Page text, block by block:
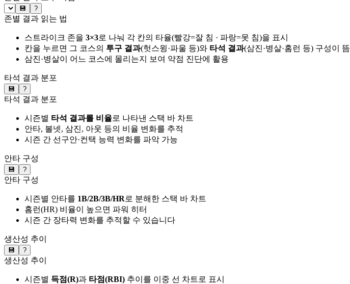
💾 ?
존별 결과 읽는 법
스트라이크 존을 3×3로 나눠 각 칸의 타율(빨강=잘 침 · 파랑=못 침)을 표시
칸을 누르면 그 코스의 투구 결과(헛스윙·파울 등)와 타석 결과(삼진·병살·홈런 등) 구성이 뜸
삼진·병살이 어느 코스에 몰리는지 보여 약점 진단에 활용
타석 결과 분포
💾 ?
타석 결과 분포
시즌별 타석 결과를 비율로 나타낸 스택 바 차트
안타, 볼넷, 삼진, 아웃 등의 비율 변화를 추적
시즌 간 선구안·컨택 능력 변화를 파악 가능
안타 구성
💾 ?
안타 구성
시즌별 안타를 1B/2B/3B/HR로 분해한 스택 바 차트
홈런(HR) 비율이 높으면 파워 히터
시즌 간 장타력 변화를 추적할 수 있습니다
생산성 추이
💾 ?
생산성 추이
시즌별 득점(R)과 타점(RBI) 추이를 이중 선 차트로 표시